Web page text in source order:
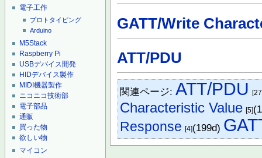
電子工作
プロトタイピング
Arduino
M5Stack
Raspberry Pi
USBデバイス開発
HIDデバイス製作
MIDI機器製作
ニコニコ技術部
電子部品
通販
買った物
欲しい物
マイコン
GATT/Write
ATT/PDU
関連ページ:ATT/PDU
Characteristic Value [5]
Response [4](199d)